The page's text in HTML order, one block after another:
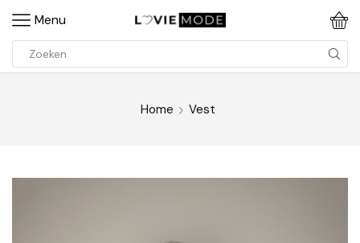
Menu
Home Vest